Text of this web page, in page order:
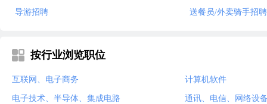
导游招聘 送餐员/外卖骑手招聘
按行业浏览职位
互联网、电子商务 计算机软件
电子技术、半导体、集成电路 通讯、电信、网络设